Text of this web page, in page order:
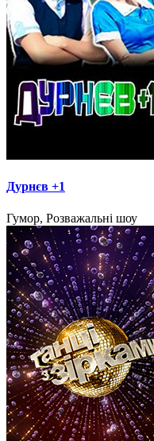
Дурнєв +1
Гумор, Розважальні шоу